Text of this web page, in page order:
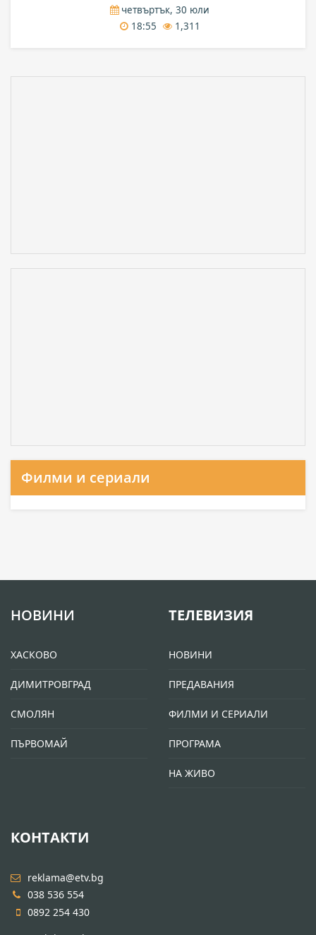
четвъртък, 30 юли
18:55
1,311
Филми и сериали
НОВИНИ
ХАСКОВО
ДИМИТРОВГРАД
СМОЛЯН
ПЪРВОМАЙ
ТЕЛЕВИЗИЯ
НОВИНИ
ПРЕДАВАНИЯ
ФИЛМИ И СЕРИАЛИ
ПРОГРАМА
НА ЖИВО
КОНТАКТИ
reklama@etv.bg
038 536 554
0892 254 430